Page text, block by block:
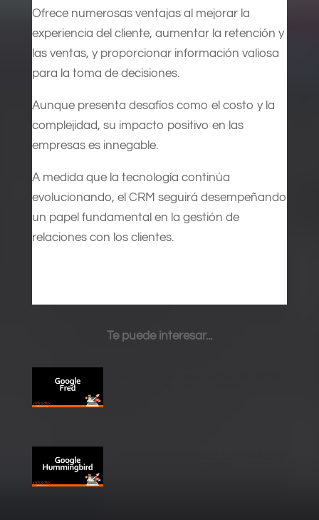
Ofrece numerosas ventajas al mejorar la
experiencia del cliente, aumentar la retención y
las ventas, y proporcionar información valiosa
para la toma de decisiones.
Aunque presenta desafíos como el costo y la
complejidad, su impacto positivo en las
empresas es innegable.
A medida que la tecnología continúa
evolucionando, el CRM seguirá desempeñando
un papel fundamental en la gestión de
relaciones con los clientes.
Te puede interesar...